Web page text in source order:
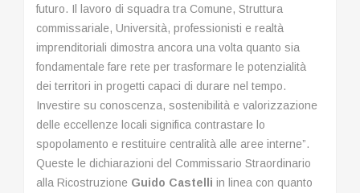
futuro. Il lavoro di squadra tra Comune, Struttura
commissariale, Università, professionisti e realtà
imprenditoriali dimostra ancora una volta quanto sia
fondamentale fare rete per trasformare le potenzialità
dei territori in progetti capaci di durare nel tempo.
Investire su conoscenza, sostenibilità e valorizzazione
delle eccellenze locali significa contrastare lo
spopolamento e restituire centralità alle aree interne”.
Queste le dichiarazioni del Commissario Straordinario
alla Ricostruzione Guido Castelli in linea con quanto